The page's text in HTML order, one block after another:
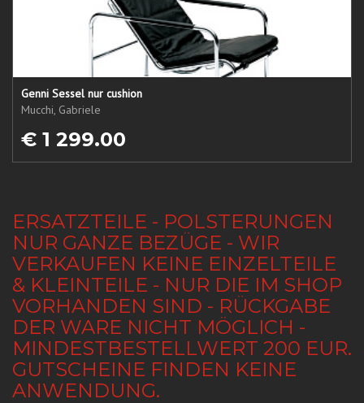
Genni Sessel nur cushion
Mucchi, Gabriele
€ 1 299.00
ERSATZTEILE - POLSTERUNGEN
NUR GANZE BEZÜGE - WIR
VERKAUFEN KEINE EINZELTEILE
& KLEINTEILE - NUR DIE IM SHOP
VORHANDEN SIND - RÜCKGABE
DER WARE NICHT MÖGLICH -
MINDESTBESTELLWERT 200 EUR.
GUTSCHEINE FINDEN KEINE
ANWENDUNG.